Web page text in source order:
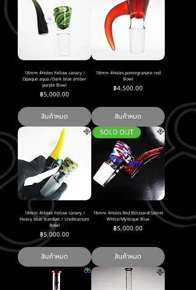
18mm 4Holes Yellow canary /
Opaque aqua /Dark blue amber
purple Bowl
ราคา
฿5,000.00
สินค้าหมด
18mm 4Holes pomegranate red
Bowl
ราคา
฿4,500.00
สินค้าหมด
18mm 4Holes Yellow canary /
Heavy blue stardust / Unobtainum
Bowl
ราคา
฿5,000.00
สินค้าหมด
SOLD OUT
18mm 4Holes Red Blitzzard/Secret
White/Mystique Blue
ราคา
฿5,000.00
สินค้าหมด